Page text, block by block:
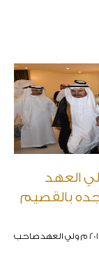
العهد
بالقصيم
استقبلت أسرة الرشودي عصر اليوم الاربعاء7 / 11 / 2018 م ولي العهد صاحب